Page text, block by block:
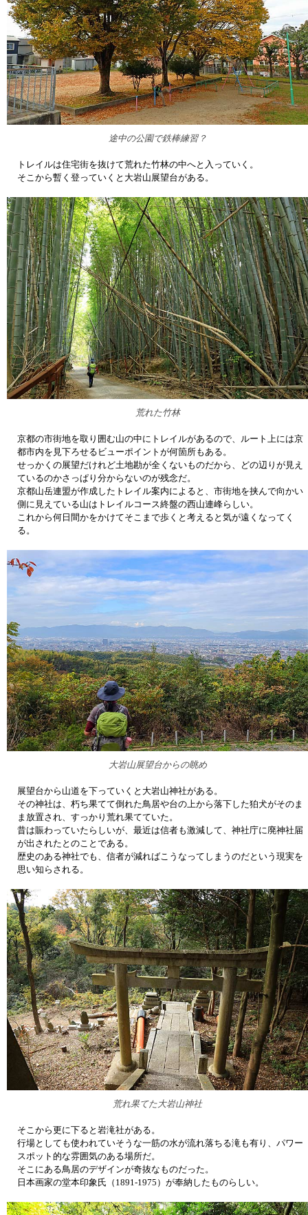
途中の公園で鉄棒練習？
トレイルは住宅街を抜けて荒れた竹林の中へと入っていく。
そこから暫く登っていくと大岩山展望台がある。
荒れた竹林
京都の市街地を取り囲む山の中にトレイルがあるので、ルート上には京
都市内を見下ろせるビューポイントが何箇所もある。
せっかくの展望だけれど土地勘が全くないものだから、どの辺りが見え
ているのかさっぱり分からないのが残念だ。
京都山岳連盟が作成したトレイル案内によると、市街地を挟んで向かい
側に見えている山はトレイルコース終盤の西山連峰らしい。
これから何日間かをかけてそこまで歩くと考えると気が遠くなってく
る。
大岩山展望台からの眺め
展望台から山道を下っていくと大岩山神社がある。
その神社は、朽ち果てて倒れた鳥居や台の上から落下した狛犬がそのま
ま放置され、すっかり荒れ果てていた。
昔は賑わっていたらしいが、最近は信者も激減して、神社庁に廃神社届
が出されたとのことである。
歴史のある神社でも、信者が減ればこうなってしまうのだという現実を
思い知らされる。
荒れ果てた大岩山神社
そこから更に下ると岩滝社がある。
行場としても使われていそうな一筋の水が流れ落ちる滝も有り、パワー
スポット的な雰囲気のある場所だ。
そこにある鳥居のデザインが奇抜なものだった。
日本画家の堂本印象氏（1891-1975）が奉納したものらしい。